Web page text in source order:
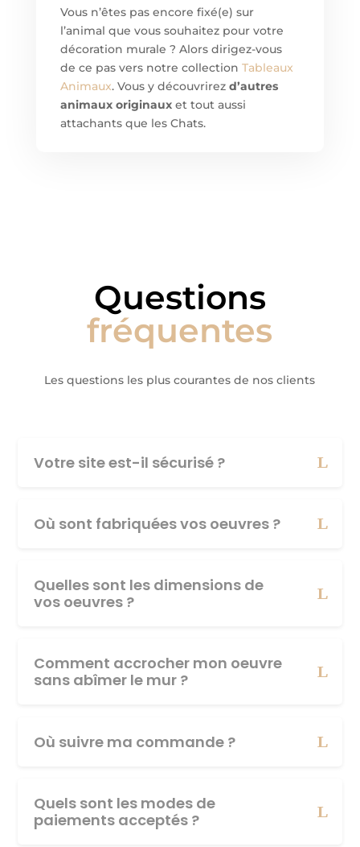
Vous n’êtes pas encore fixé(e) sur
l’animal que vous souhaitez pour votre
décoration murale ? Alors dirigez-vous
de ce pas vers notre collection Tableaux
Animaux. Vous y découvrirez d’autres
animaux originauxet tout aussi
attachants que les Chats.
Questions
fréquentes
Les questions les plus courantes de nos clients
Votre site est-il sécurisé ?
Où sont fabriquées vos oeuvres ?
Quelles sont les dimensions de
vos oeuvres ?
Comment accrocher mon oeuvre
sans abîmer le mur ?
Où suivre ma commande ?
Quels sont les modes de
paiements acceptés ?